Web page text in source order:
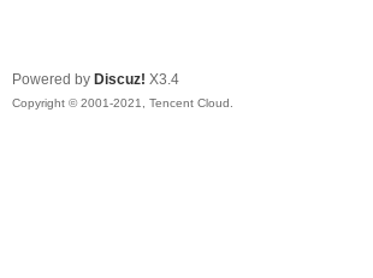
Powered by Discuz! X3.4
Copyright © 2001-2021, Tencent Cloud.